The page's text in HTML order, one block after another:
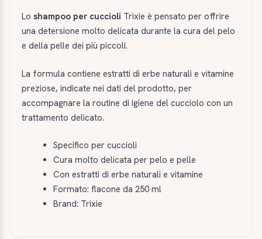
Lo shampoo per cuccioli Trixie è pensato per offrire
una detersione molto delicata durante la cura del pelo
e della pelle dei più piccoli.
La formula contiene estratti di erbe naturali e vitamine
preziose, indicate nei dati del prodotto, per
accompagnare la routine di igiene del cucciolo con un
trattamento delicato.
Specifico per cuccioli
Cura molto delicata per pelo e pelle
Con estratti di erbe naturali e vitamine
Formato: flacone da 250 ml
Brand: Trixie